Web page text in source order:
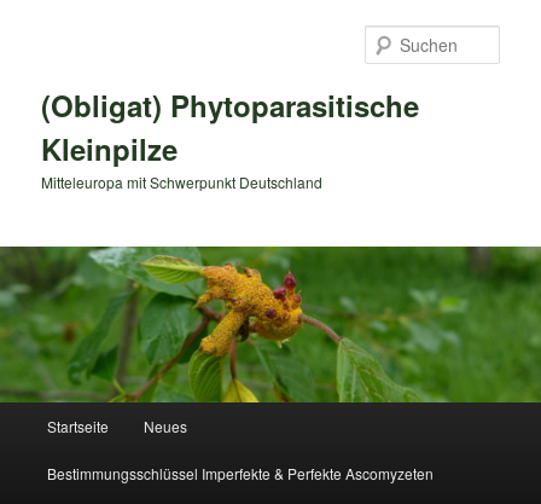
(Obligat) Phytoparasitische
Kleinpilze
Mitteleuropa mit Schwerpunkt Deutschland
Startseite Neues
Bestimmungsschlüssel Imperfekte & Perfekte Ascomyzeten